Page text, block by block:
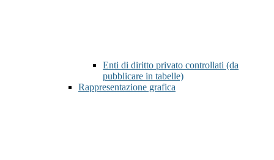
Enti di diritto privato controllati (da
pubblicare in tabelle)
Rappresentazione grafica